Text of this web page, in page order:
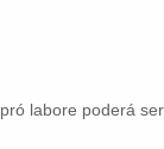
labore poderá